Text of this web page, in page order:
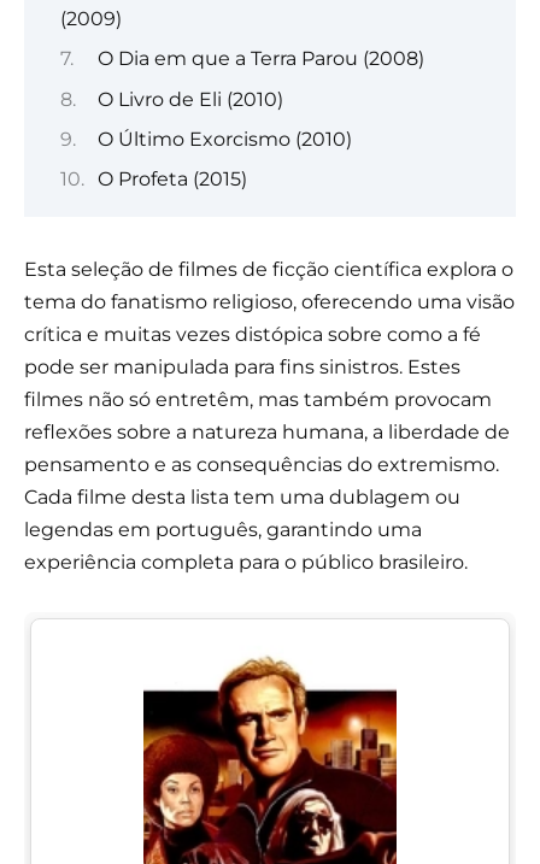
(2009)
O Dia em que a Terra Parou (2008)
O Livro de Eli (2010)
O Último Exorcismo (2010)
O Profeta (2015)
Esta seleção de filmes de ficção científica explora o
tema do fanatismo religioso, oferecendo uma visão
crítica e muitas vezes distópica sobre como a fé
pode ser manipulada para fins sinistros. Estes
filmes não só entretêm, mas também provocam
reflexões sobre a natureza humana, a liberdade de
pensamento e as consequências do extremismo.
Cada filme desta lista tem uma dublagem ou
legendas em português, garantindo uma
experiência completa para o público brasileiro.